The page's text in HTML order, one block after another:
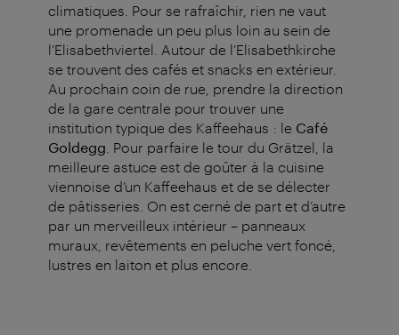
climatiques. Pour se rafraîchir, rien ne vaut
une promenade un peu plus loin au sein de
l’Elisabethviertel. Autour de l’Elisabethkirche
se trouvent des cafés et snacks en extérieur.
Au prochain coin de rue, prendre la direction
de la gare centrale pour trouver une
institution typique des Kaffeehaus : le Café
Goldegg . Pour parfaire le tour du Grätzel, la
meilleure astuce est de goûter à la cuisine
viennoise d’un Kaffeehaus et de se délecter
de pâtisseries. On est cerné de part et d’autre
par un merveilleux intérieur – panneaux
muraux, revêtements en peluche vert foncé,
lustres en laiton et plus encore.